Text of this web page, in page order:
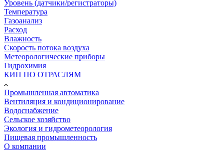
Уровень (датчики/регистраторы)
Температура
Газоанализ
Расход
Влажность
Скорость потока воздуха
Метеорологические приборы
Гидрохимия
КИП ПО ОТРАСЛЯМ
Промышленная автоматика
Вентиляция и кондиционирование
Водоснабжение
Сельское хозяйство
Экология и гидрометеорология
Пищевая промышленность
О компании